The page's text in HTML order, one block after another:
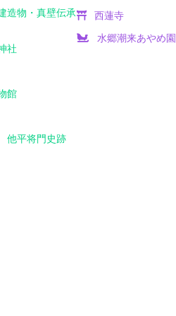
造物・真壁伝承
社
館
他平将門史跡
西蓮寺
水郷潮来あやめ園